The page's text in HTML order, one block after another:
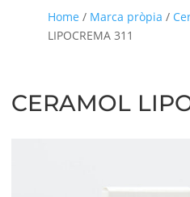
Home / Marca pròpia /
LIPOCREMA 311
CERAMOL